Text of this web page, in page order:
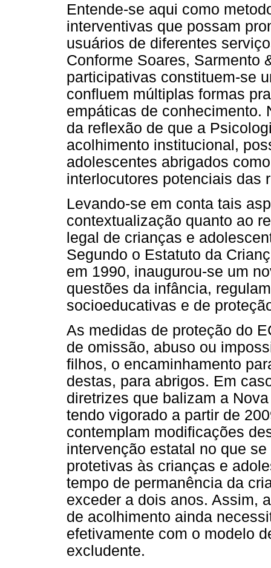
Entende-se aqui como
interventivas que possam
usuários de diferentes
Conforme Soares, Sarmento
participativas constituem-se
confluem múltiplas formas
empáticas de conhecimento.
da reflexão de que a
acolhimento institucional,
adolescentes abrigados
interlocutores potenciais das
Levando-se em conta tais
contextualização quanto ao
legal de crianças e
Segundo o Estatuto da
em 1990, inaugurou-se um
questões da infância,
socioeducativas e de
As medidas de proteção do
de omissão, abuso ou
filhos, o encaminhamento
destas, para abrigos. Em
diretrizes que balizam a
tendo vigorado a partir de
contemplam modificações
intervenção estatal no que
protetivas às crianças e
tempo de permanência da
exceder a dois anos. Assim,
de acolhimento ainda
efetivamente com o modelo
excludente.